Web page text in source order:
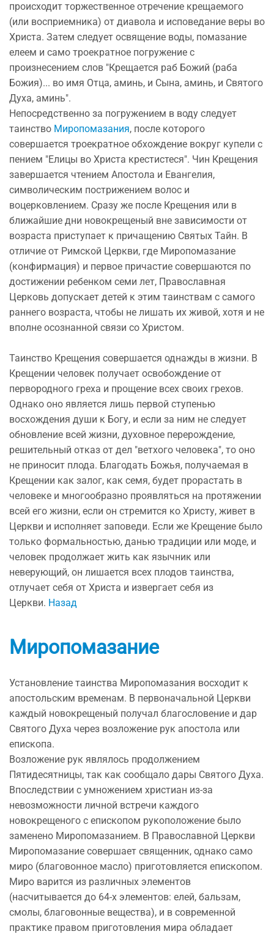
происходит торжественное отречение крещаемого
(или восприемника) от диавола и исповедание веры во
Христа. Затем следует освящение воды, помазание
елеем и само троекратное погружение с
произнесением слов "Крещается раб Божий (раба
Божия)... во имя Отца, аминь, и Сына, аминь, и Святого
Духа, аминь".
Непосредственно за погружением в воду следует
таинство Миропомазания, после которого
совершается троекратное обхождение вокруг купели с
пением "Елицы во Христа крестистеся". Чин Крещения
завершается чтением Апостола и Евангелия,
символическим пострижением волос и
воцерковлением. Сразу же после Крещения или в
ближайшие дни новокрещеный вне зависимости от
возраста приступает к причащению Святых Тайн. В
отличие от Римской Церкви, где Миропомазание
(конфирмация) и первое причастие совершаются по
достижении ребенком семи лет, Православная
Церковь допускает детей к этим таинствам с самого
раннего возраста, чтобы не лишать их живой, хотя и не
вполне осознанной связи со Христом.
Таинство Крещения совершается однажды в жизни. В
Крещении человек получает освобождение от
первородного греха и прощение всех своих грехов.
Однако оно является лишь первой ступенью
восхождения души к Богу, и если за ним не следует
обновление всей жизни, духовное перерождение,
решительный отказ от дел "ветхого человека", то оно
не приносит плода. Благодать Божья, получаемая в
Крещении как залог, как семя, будет прорастать в
человеке и многообразно проявляться на протяжении
всей его жизни, если он стремится ко Христу, живет в
Церкви и исполняет заповеди. Если же Крещение было
только формальностью, данью традиции или моде, и
человек продолжает жить как язычник или
неверующий, он лишается всех плодов таинства,
отлучает себя от Христа и извергает себя из
Церкви. Назад
Миропомазание
Установление таинства Миропомазания восходит к
апостольским временам. В первоначальной Церкви
каждый новокрещеный получал благословение и дар
Святого Духа через возложение рук апостола или
епископа.
Возложение рук являлось продолжением
Пятидесятницы, так как сообщало дары Святого Духа.
Впоследствии с умножением христиан из-за
невозможности личной встречи каждого
новокрещеного с епископом рукоположение было
заменено Миропомазанием. В Православной Церкви
Миропомазание совершает священник, однако само
миро (благовонное масло) приготовляется епископом.
Миро варится из различных элементов
(насчитывается до 64-х элементов: елей, бальзам,
смолы, благовонные вещества), и в современной
практике правом приготовления мира обладает